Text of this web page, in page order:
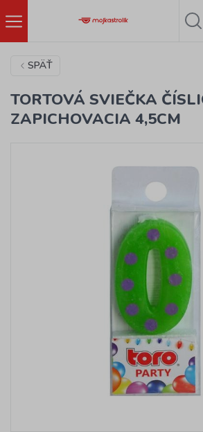
SPÄŤ
TORTOVÁ SVIEČKA
ZAPICHOVACIA 4,5CM